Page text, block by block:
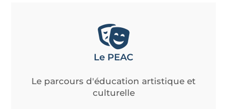
Le PEAC
Le parcours d'éducation artistique et
culturelle